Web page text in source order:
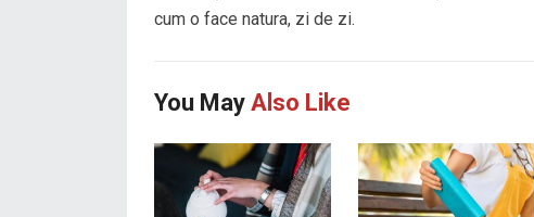
cum o face natura, zi de zi.
You May Also Like